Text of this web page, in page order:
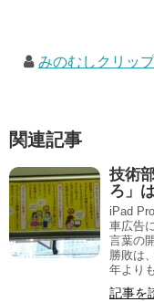
みのむしクリップ
関連記事
技術
ろ」
iPad
車広告
言葉の
勝敗は
年より
記事を